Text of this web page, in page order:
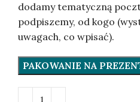
dodamy tematyczną
podpiszemy, od kogo
uwagach, co wpisać).
PAKOWANIE NA